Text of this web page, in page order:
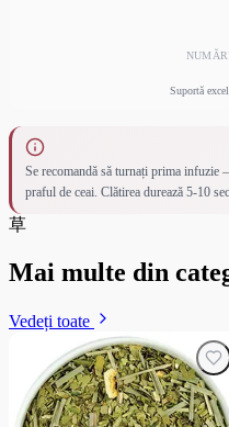
Suportă
Se recomandă să turnați prima infuzie
praful de ceai. Clătirea durează 5-10
草
Mai multe din
Vedeți toate